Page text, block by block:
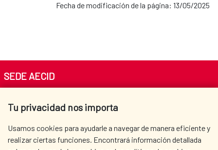
Fecha de modificación de la página: 13/05/2025
Tu privacidad nos importa
Usamos cookies para ayudarle a navegar de manera eficiente y
realizar ciertas funciones. Encontrará información detallada
SEDE AECID
Tel. +34 900 20 30 54​​​​​​​